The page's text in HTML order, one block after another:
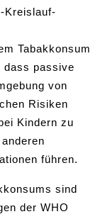
Kreislauf-
Tabakkonsum
dass passive
von
Risiken
Kindern zu
führen.
sind
der WHO